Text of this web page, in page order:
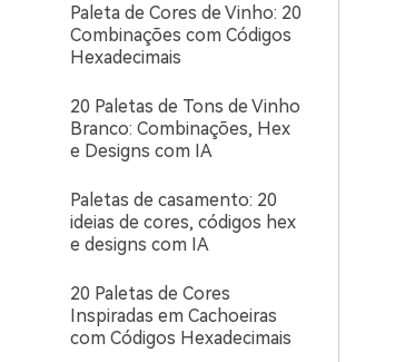
Paleta de Cores de Vinho: 20
Combinações com Códigos
Hexadecimais
20 Paletas de Tons de Vinho
Branco: Combinações, Hex
e Designs com IA
Paletas de casamento: 20
ideias de cores, códigos hex
e designs com IA
20 Paletas de Cores
Inspiradas em Cachoeiras
com Códigos Hexadecimais